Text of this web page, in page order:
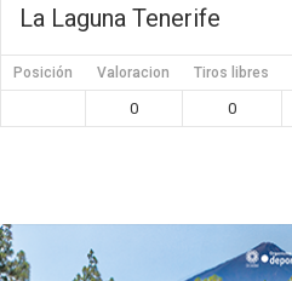
La Laguna Tenerife
Posición Valoracion Tiros libres
0 0